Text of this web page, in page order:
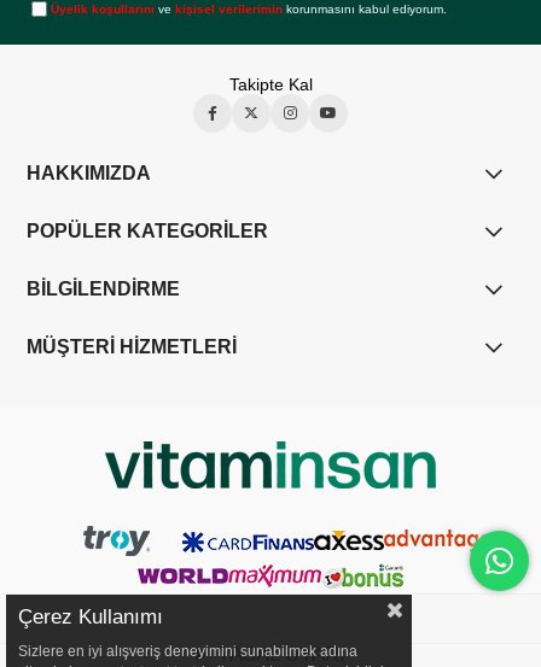
Üyelik koşullarını vekişisel verilerimin korunmasını kabul ediyorum.
Takipte Kal
HAKKIMIZDA
POPÜLER KATEGORİLER
BİLGİLENDİRME
MÜŞTERİ HİZMETLERİ
YASAL UYARI
Çerez Kullanımı
Sizlere en iyi alışveriş deneyimini sunabilmek adına